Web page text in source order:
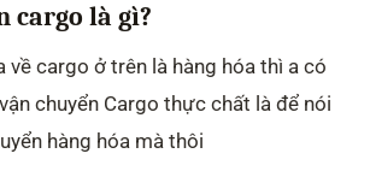
cargo là gì?
về cargo ở trên là hàng hóa thì a có
chuyển Cargo thực chất là để nói
hàng hóa mà thôi